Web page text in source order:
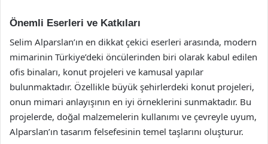
Önemli Eserleri ve Katkıları
Selim Alparslan’ın en dikkat çekici eserleri arasında, modern
mimarinin Türkiye’deki öncülerinden biri olarak kabul edilen
ofis binaları, konut projeleri ve kamusal yapılar
bulunmaktadır. Özellikle büyük şehirlerdeki konut projeleri,
onun mimari anlayışının en iyi örneklerini sunmaktadır. Bu
projelerde, doğal malzemelerin kullanımı ve çevreyle uyum,
Alparslan’ın tasarım felsefesinin temel taşlarını oluşturur.